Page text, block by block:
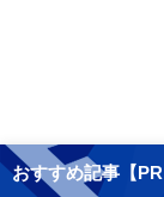
おすすめ記事【PR